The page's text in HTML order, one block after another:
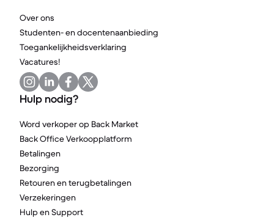
Over ons
Studenten- en docentenaanbieding
Toegankelijkheidsverklaring
Vacatures!
Hulp nodig?
Word verkoper op Back Market
Back Office Verkoopplatform
Betalingen
Bezorging
Retouren en terugbetalingen
Verzekeringen
Hulp en Support